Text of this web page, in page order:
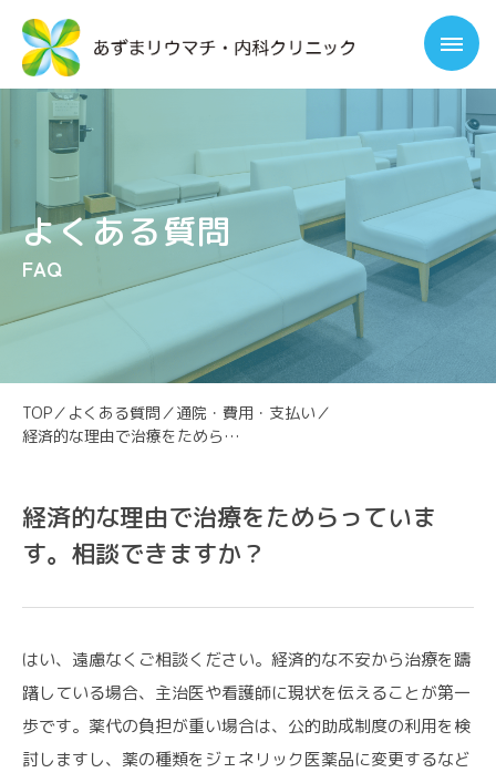
よくある質問
FAQ
TOP／ よくある質問／通院・費用・支払い／
経済的な理由で治療をためらっています。相談できますか？
経済的な理由で治療をためらっていま
す。相談できますか？
はい、遠慮なくご相談ください。経済的な不安から治療を躊
躇している場合、主治医や看護師に現状を伝えることが第一
歩です。薬代の負担が重い場合は、公的助成制度の利用を検
討しますし、薬の種類をジェネリック医薬品に変更するなど
CONTACT
各種お問い合わせ